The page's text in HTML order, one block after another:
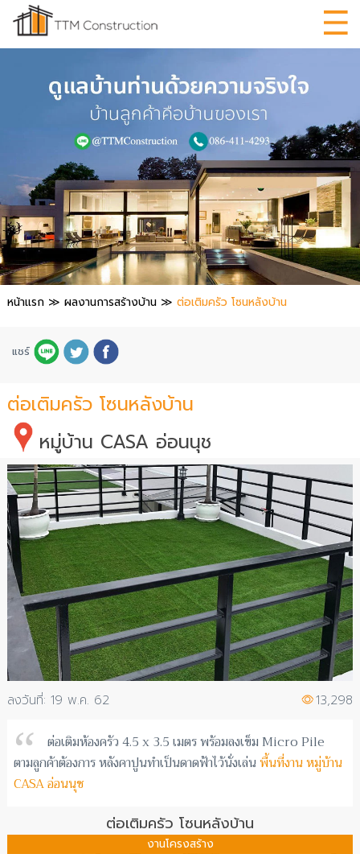
หน้าแรก ≫ ผลงานการสร้างบ้าน ≫ ต่อเติมครัว โซนหลังบ้าน
แชร์
ต่อเติมครัว โซนหลังบ้าน
หมู่บ้าน CASA อ่อนนุช
19 พ.ค. 62 13,298
ต่อเติมห้องครัว 4.5 x 3.5 เมตร พร้อมลงเข็ม Micro Pile
ตามลูกค้าต้องการ หลังคาปูนทำเป็นดาดฟ้าไว้นั่งเล่นพื้นที่งาน หมู่บ้าน
CASA อ่อนนุช
ต่อเติมครัว โซนหลังบ้าน
งานโครงสร้าง